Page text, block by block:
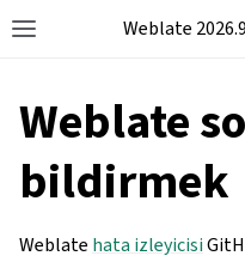
Weblate
Weblate
bildirmek
Weblate hata izleyicisi